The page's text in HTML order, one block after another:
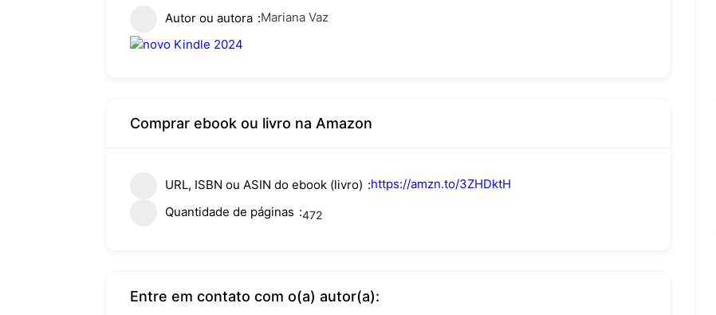
Autor ou autora Mariana Vaz
Comprar ebook ou livro na Amazon
URL, ISBN ou ASIN do ebook (livro)
https://amzn.to/3ZHDktH
Quantidade de páginas
472
Entre em contato com o(a) autor(a):